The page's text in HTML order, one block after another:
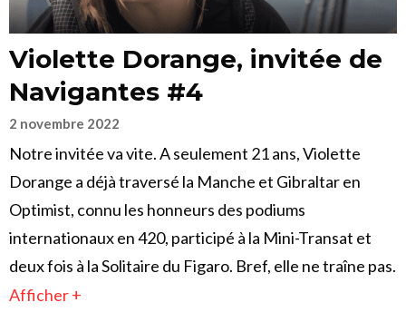
Violette Dorange, invitée de
Navigantes #4
2 novembre 2022
Notre invitée va vite. A seulement 21 ans, Violette
Dorange a déjà traversé la Manche et Gibraltar en
Optimist, connu les honneurs des podiums
internationaux en 420, participé à la Mini-Transat et
deux fois à la Solitaire du Figaro. Bref, elle ne traîne pas.
Afficher +